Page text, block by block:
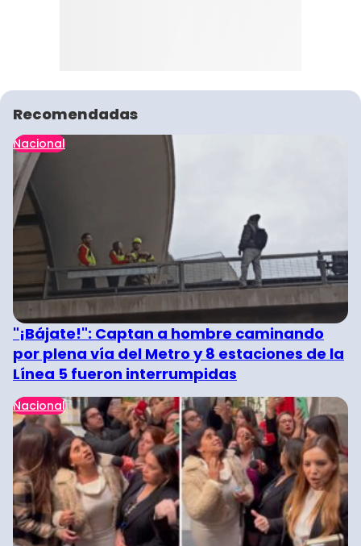
Recomendadas
Nacional
"¡Bájate!": Captan a hombre caminando
por plena vía del Metro y 8 estaciones de la
Línea 5 fueron interrumpidas
Nacional